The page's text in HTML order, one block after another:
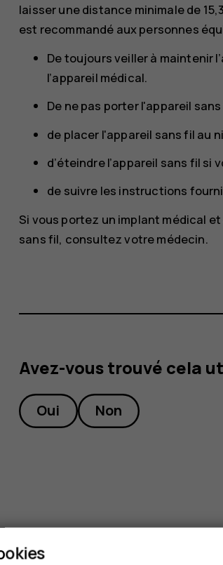
laisser une distance minimale de
est recommandé aux personnes
De toujours veiller à maintenir
l’appareil médical.
De ne pas porter l'appareil
de placer l'appareil sans fil au
d’éteindre l’appareil sans fil si
de suivre les instructions
Si vous portez un implant médical
sans fil, consultez votre médecin.
Avez-vous trouvé cela
Oui Non